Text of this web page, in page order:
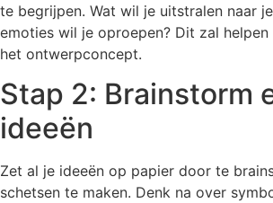
te begrijpen. Wat wil je uitstralen naar
emoties wil je oproepen? Dit zal
het ontwerpconcept.
Stap 2: Brainstorm
ideeën
Zet al je ideeën op papier door te
schetsen te maken. Denk na over